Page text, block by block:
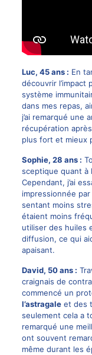
Luc, 45 ans : En
découvrir l’impact
système
dans mes repas,
j’ai remarqué une
récupération
plus fort et mieux
Sophie, 28 ans :
sceptique quant à
Cependant, j’ai
impressionnée
sentant moins
étaient moins
utiliser des huiles
diffusion, ce qui
apaisant.
David, 50 ans :
craignais de
commencé un
l’astragaleet des
seulement cela a
remarqué une
ont souvent
même durant les